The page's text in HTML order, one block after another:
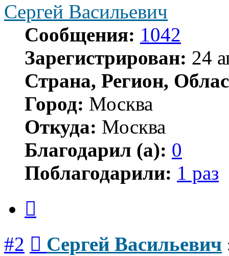
Сергей Васильевич
Сообщения: 1042
Зарегистрирован: 24
Страна, Регион,
Город: Москва
Откуда: Москва
Благодарил (а): 0
Поблагодарили: 1 раз
#2 Сергей Васильевич